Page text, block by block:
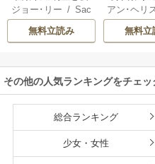
明けのシュヴァリ
エ
ジョー･リー /Sac
hiyo
無料立読み
人
アン･ヘリ
みり
無料立
その他の人気ランキングをチェッ
総合ランキング
少女・女性